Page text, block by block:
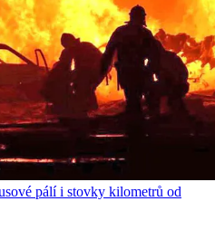
pálí i stovky kilometrů od